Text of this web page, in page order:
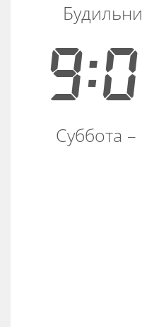
Суббота –